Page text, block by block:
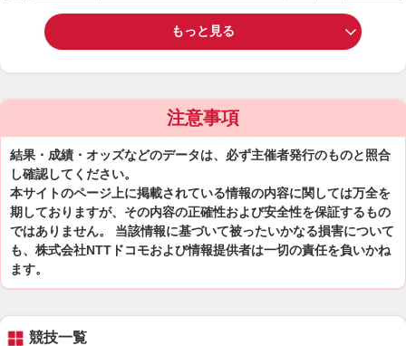
もっと見る
注意事項
結果・成績・オッズなどのデータは、必ず主催者発行のものと照合
し確認してください。
本サイトのページ上に掲載されている情報の内容に関しては万全を
期しておりますが、その内容の正確性および安全性を保証するもの
ではありません。 当該情報に基づいて被ったいかなる損害について
も、株式会社NTTドコモおよび情報提供者は一切の責任を負いかね
ます。
競技一覧